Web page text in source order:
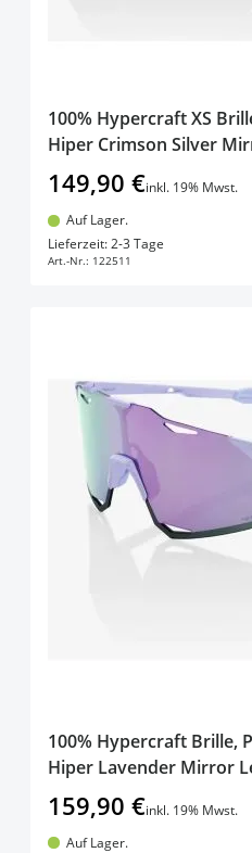
100% Hypercraft XS
Hiper Crimson Silver
149,90 €inkl. 19% Mwst.
Auf Lager.
Lieferzeit: 2-3 Tage
Art.-Nr.: 122511
100% Hypercraft Brille,
Hiper Lavender Mirror
159,90 €inkl. 19% Mwst.
Auf Lager.